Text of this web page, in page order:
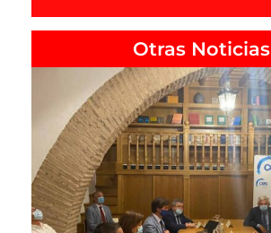
Otras Noticias